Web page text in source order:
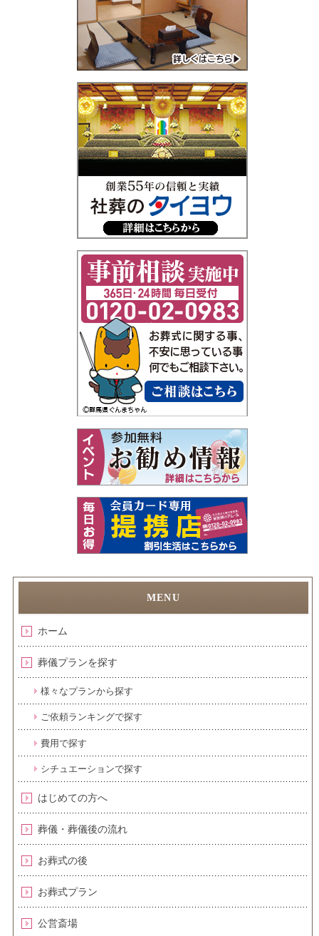
ホーム
葬儀プランを探す
様々なプランから探す
ご依頼ランキングで探す
費用で探す
シチュエーションで探す
はじめての方へ
葬儀・葬儀後の流れ
お葬式の後
お葬式プラン
公営斎場